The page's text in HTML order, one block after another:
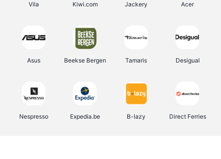
Vila Kiwi.com Jackery Acer
Asus Beekse Bergen Tamaris Desigual
Nespresso Expedia.be B-lazy Direct Ferries